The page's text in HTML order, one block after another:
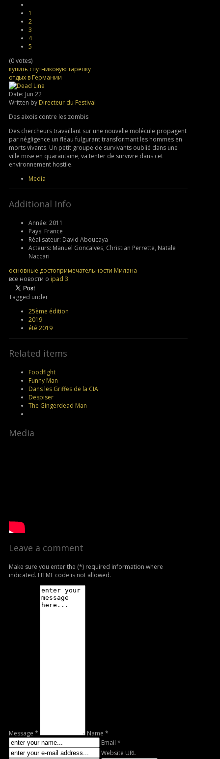
1
2
3
4
5
(0 votes)
купить спутниковую тарелку
отдых в Германии
Date: Jun 22
Written by Directeur du Festival
Des aixois contre les zombis
Des chercheurs travaillant sur une nouvelle molécule propagent
par négligence un fléau fulgurant transformant les hommes en
morts vivants. Un petit groupe de survivants oublié dans une
ville mise en quarantaine, va tenter de survivre dans cet
environnement hostile.
Media
Additional Info
Année: 2011
Pays: France
Réalisateur: David Aboucaya
Acteurs: Manuel Goncalves, Christian Perrette, Natale
Naccari
основные достопримечательности Милана
все новости о ipad 3
Tagged under
25ème édition
2019
été 2019
Related items
Foodfight
Funny Man
Dans les Griffes de la CIA
Despiser
The Gingerdead Man
Media
Leave a comment
Make sure you enter the (*) required information where
indicated. HTML code is not allowed.
Message *
Name *
Email *
Website URL